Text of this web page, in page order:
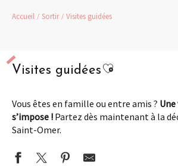
Accueil Sortir Visites guidées
Visites guidéesAjouter aux
Vous êtes en famille ou entre amis ?
s’impose ! Partez dès maintenant à la
Saint-Omer.